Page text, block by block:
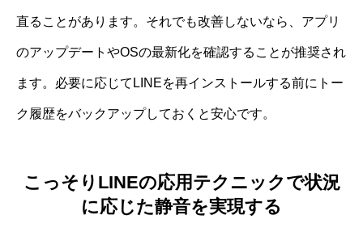
直ることがあります。それでも改善しないなら、アプリ
のアップデートやOSの最新化を確認することが推奨され
ます。必要に応じてLINEを再インストールする前にトー
ク履歴をバックアップしておくと安心です。
こっそりLINEの応用テクニックで状況
に応じた静音を実現する